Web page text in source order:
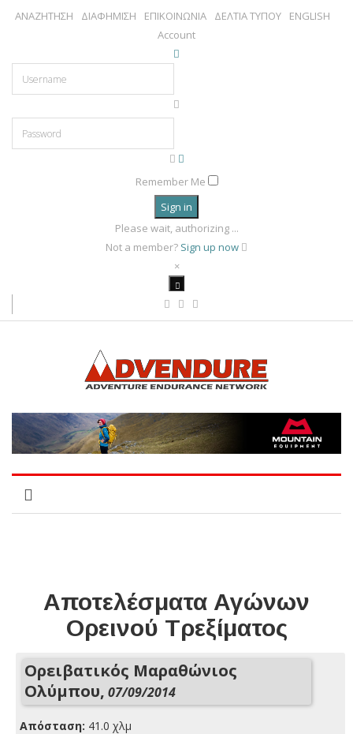
ΑΝΑΖΗΤΗΣΗ ΔΙΑΦΗΜΙΣΗ ΕΠΙΚΟΙΝΩΝΙΑ ΔΕΛΤΙΑ ΤΥΠΟΥ
ENGLISH
Account
Remember Me
Sign in
Please wait, authorizing ...
Not a member? Sign up now
×
Αποτελέσματα Αγώνων
Ορεινού Τρεξίματος
Ορειβατικός Μαραθώνιος
Ολύμπου, 07/09/2014
Απόσταση: 41.0 χλμ